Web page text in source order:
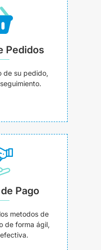
Pedidos
de su pedido,
Pago
metodos de
de forma ágil,